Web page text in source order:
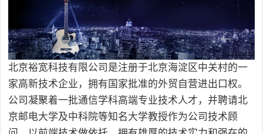
北京裕宽科技有限公司是注册于北京海淀区中关村的一
家高新技术企业，拥有国家批准的外贸自营进出口权。
公司凝聚着一批通信学科高端专业技术人才，并聘请北
京邮电大学及中科院等知名大学教授作为公司技术顾